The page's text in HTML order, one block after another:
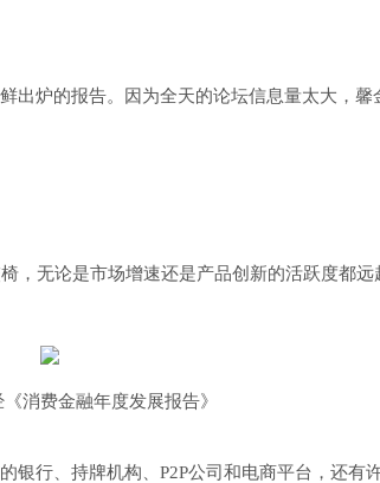
出炉的报告。因为全天的论坛信息量太大，馨
，无论是市场增速还是产品创新的活跃度都远
消费金融年度发展报告》
行、持牌机构、P2P公司和电商平台，还有